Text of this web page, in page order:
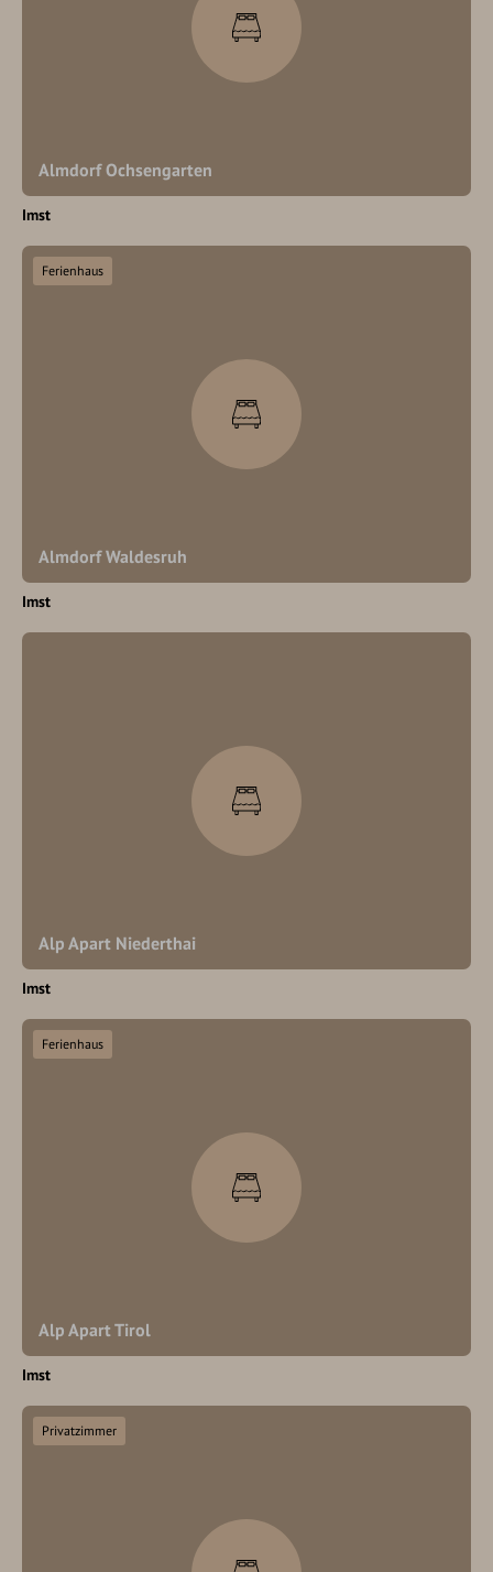
Almdorf Ochsengarten
Imst
Almdorf Waldesruh
Ferienhaus
Imst
Alp Apart Niederthai
Imst
Alp Apart Tirol
Ferienhaus
Imst
Privatzimmer